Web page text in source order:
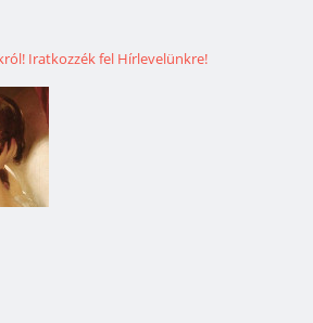
Iratkozzék fel Hírlevelünkre!